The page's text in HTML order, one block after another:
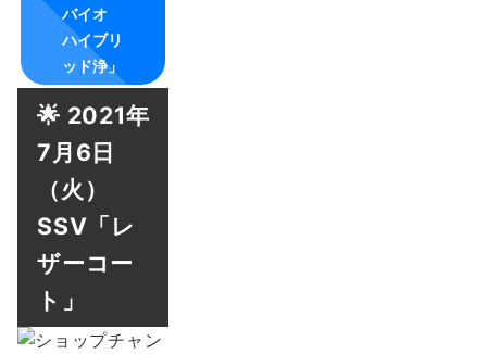
バイオ
ハイブリ
ッド浄」
🌟 2021年
7月6日
（火）
SSV「レ
ザーコー
ト」